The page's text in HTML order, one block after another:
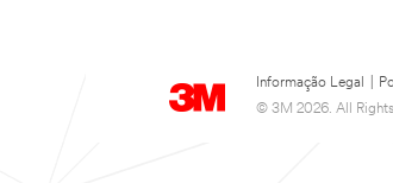
Informação Legal
© 3M 2026. All Rights